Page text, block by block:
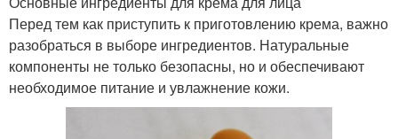
Перед тем как приступить к приготовлению крема, важно
разобраться в выборе ингредиентов. Натуральные
компоненты не только безопасны, но и обеспечивают
необходимое питание и увлажнение кожи.